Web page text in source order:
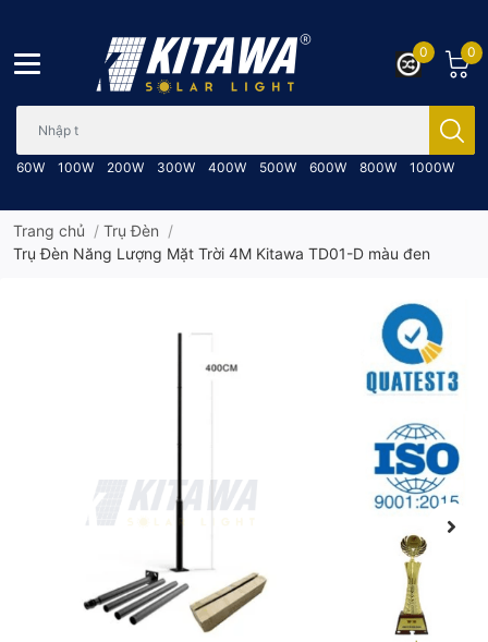
60W 100W 200W 300W 400W 500W 600W 800W 1000W
0
0
Trang chủ / Trụ Đèn /
Trụ Đèn Năng Lượng Mặt Trời 4M Kitawa TD01-D màu đen